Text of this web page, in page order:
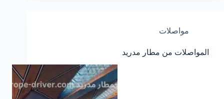
مواصلات
المواصلات من مطار مدريد